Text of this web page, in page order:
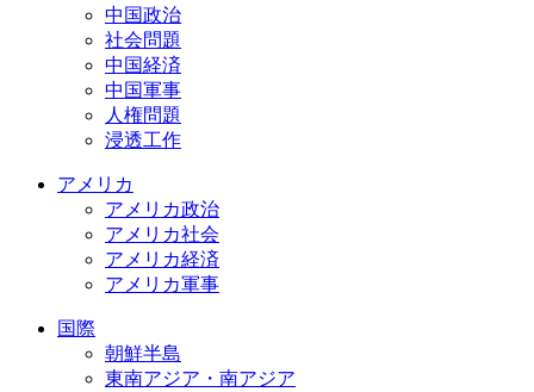
中国政治
社会問題
中国経済
中国軍事
人権問題
浸透工作
アメリカ
アメリカ政治
アメリカ社会
アメリカ経済
アメリカ軍事
国際
朝鮮半島
東南アジア・南アジア